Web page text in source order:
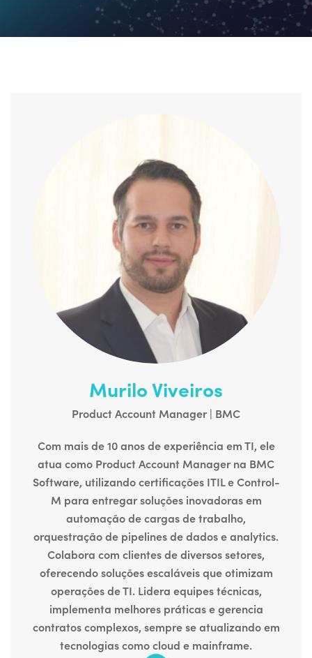
Murilo Viveiros
Product Account Manager | BMC
Com mais de 10 anos de experiência em TI, ele
atua como Product Account Manager na BMC
Software, utilizando certificações ITIL e Control-
M para entregar soluções inovadoras em
automação de cargas de trabalho,
orquestração de pipelines de dados e analytics.
Colabora com clientes de diversos setores,
oferecendo soluções escaláveis que otimizam
operações de TI. Lidera equipes técnicas,
implementa melhores práticas e gerencia
contratos complexos, sempre se atualizando em
tecnologias como cloud e mainframe.